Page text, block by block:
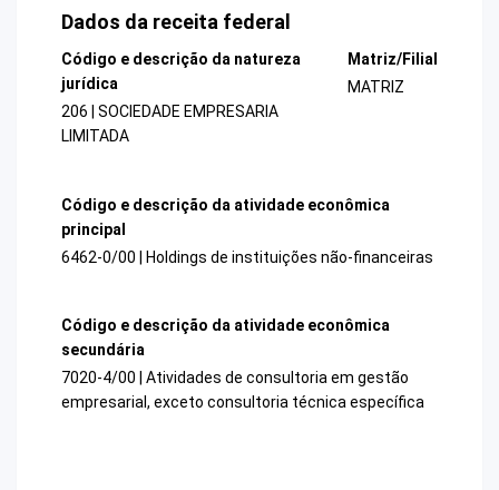
Dados da receita federal
Código e descrição da natureza
jurídica
206 | SOCIEDADE EMPRESARIA
LIMITADA
Matriz/Filial
MATRIZ
Código e descrição da atividade econômica
principal
6462-0/00 | Holdings de instituições não-financeiras
Código e descrição da atividade econômica
secundária
7020-4/00 | Atividades de consultoria em gestão
empresarial, exceto consultoria técnica específica